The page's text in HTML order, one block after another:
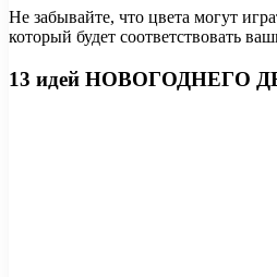
Не забывайте, что цвета могут
который будет соответствовать
13 идей НОВОГОДНЕГО